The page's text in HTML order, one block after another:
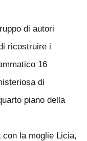
di autori
ricostruire i
16
di
piano della
la moglie Licia,